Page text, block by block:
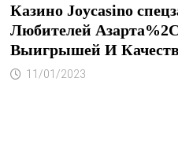
Казино Joycasino
Любителей
Выигрышей И
11/01/2023